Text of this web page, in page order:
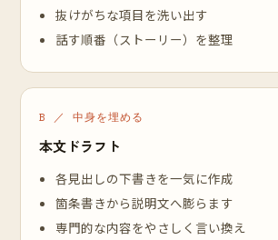
抜けがちな項目を洗い出す
話す順番（ストーリー）を整理
B ／ 中身を埋める
本文ドラフト
各見出しの下書きを一気に作成
箇条書きから説明文へ膨らます
専門的な内容をやさしく言い換え